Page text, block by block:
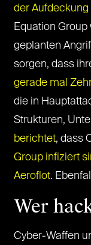
der Aufdeckung
Equation
geplanten
sorgen, dass
gerade mal
die in
Strukturen,
berichtet, dass
Group infiziert
Aeroflot.
Wer
Cyber-Waffen